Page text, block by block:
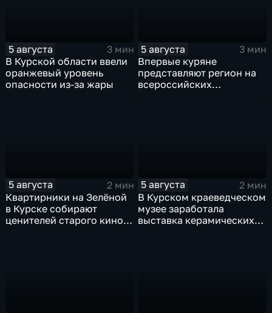
5 августа
3 мин
В Курской области ввели
оранжевый уровень
опасности из-за жары
5 августа
3 мин
Впервые куряне
представляют регион на
всероссийских
5 августа
2 мин
Квартирники на Зелёной
в Курске собирают
ценителей старого кино
5 августа
2 мин
В Курском краеведческом
музее заработала
выставка керамических